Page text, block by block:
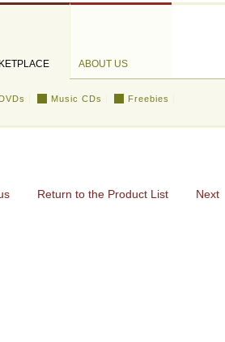
ABOUT US
Music CDs
Freebies
Return to the Product List Next